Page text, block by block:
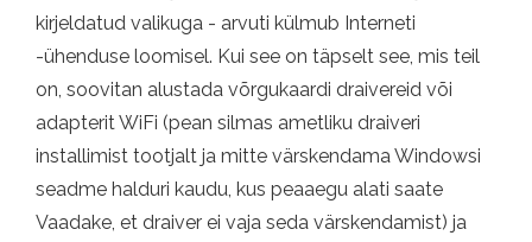
kirjeldatud valikuga - arvuti külmub Interneti
-ühenduse loomisel. Kui see on täpselt see, mis teil
on, soovitan alustada võrgukaardi draivereid või
adapterit WiFi (pean silmas ametliku draiveri
installimist tootjalt ja mitte värskendama Windowsi
seadme halduri kaudu, kus peaaegu alati saate
Vaadake, et draiver ei vaja seda värskendamist) ja